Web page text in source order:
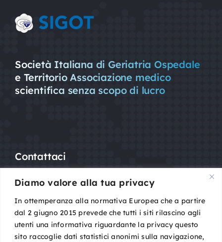
Diamo valore alla tua privacy
In ottemperanza alla normativa Europea che a partire
dal 2 giugno 2015 prevede che tutti i siti rilascino agli
utenti una informativa riguardante la privacy questo
sito raccoglie dati statistici anonimi sulla navigazione,
Società Italiana di Geriatria Ospedale
e Territorio Associazione medico
scientifica senza scopo di lucro
Contattaci
Mail:segreteria@sigot.org
PEC:
sigot@pec.it
c/o Planning Congressi,
Via Guelfa, 9